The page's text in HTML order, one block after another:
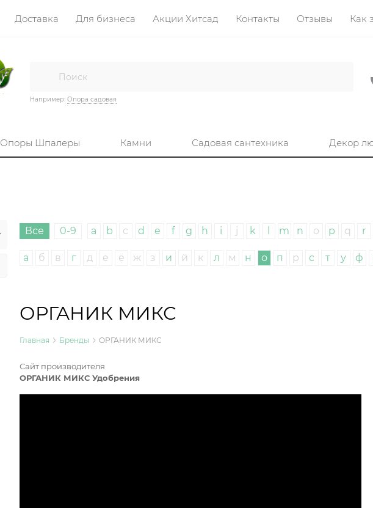
Доставка Для бизнеса Акции Хитсад Контакты Отзывы Как
Например: Опора садовая
Опоры Шпалеры Камни Садовая сантехника Декор
Все 0-9 a b c d e f g h i j k m n o p q r
а б в г д е ё ж з и й к л м н о п р с т у ф
ОРГАНИК МИКС
Главная Бренды ОРГАНИК МИКС
Сайт производителя
ОРГАНИК МИКС Удобрения